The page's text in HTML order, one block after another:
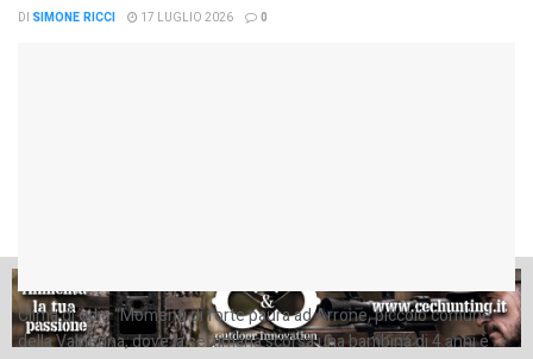
DI SIMONE RICCI 17 LUGLIO 2026 0
Clima di odio “Momenti di forte paura ad Arrone, piccolo comune
della Valnerina, dove la settimana scorsa una bambina di 4 anni è